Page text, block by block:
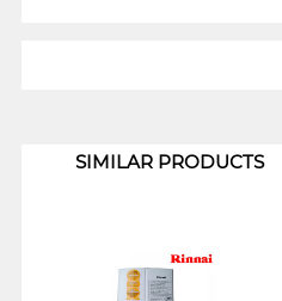
SIMILAR PRODUCTS